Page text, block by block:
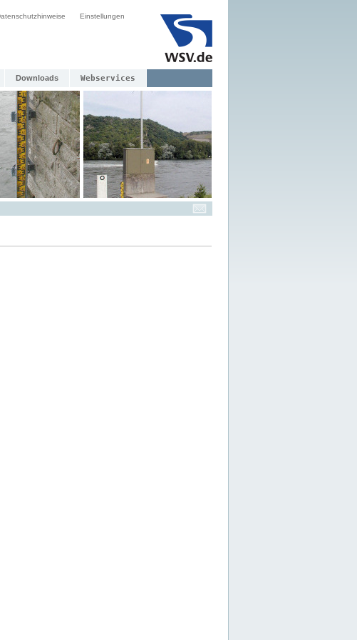
Einstellungen
Downloads Webservices